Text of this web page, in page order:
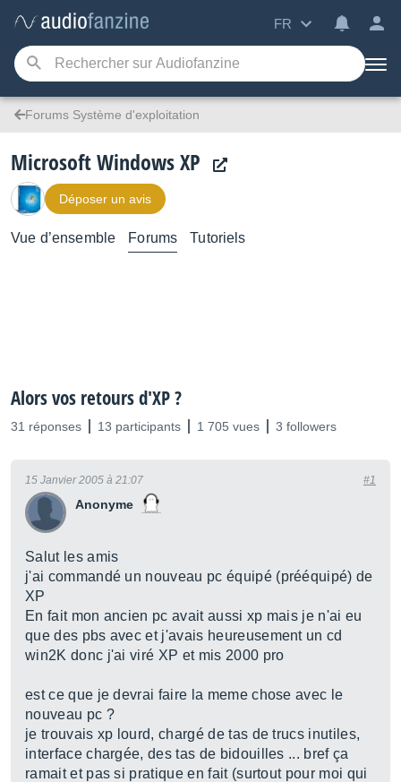
FR
Forums Système d'exploitation
Microsoft Windows XP
Déposer un avis
Vue d’ensemble Forums Tutoriels
Alors vos retours d'XP ?
31 réponses 13 participants 1 705 vues 3 followers
Anonyme
15 Janvier 2005 à 21:07 #1
Salut les amis
j'ai commandé un nouveau pc équipé (prééquipé) de
XP
En fait mon ancien pc avait aussi xp mais je n'ai eu
que des pbs avec et j'avais heureusement un cd
win2K donc j'ai viré XP et mis 2000 pro
est ce que je devrai faire la meme chose avec le
nouveau pc ?
je trouvais xp lourd, chargé de tas de trucs inutiles,
interface chargée, des tas de bidouilles ... bref ça
ramait et pas si pratique en fait (surtout pour moi qui